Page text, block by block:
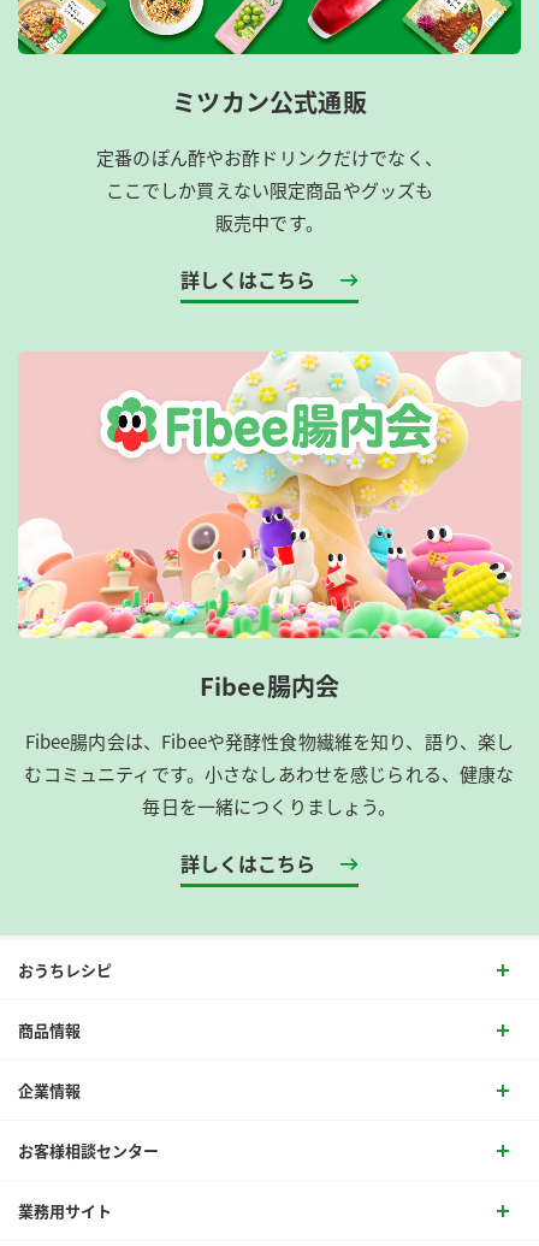
ミツカン公式通販
定番のぽん酢やお酢ドリンクだけでなく、
ここでしか買えない限定商品やグッズも
販売中です。
詳しくはこちら
Fibee腸内会
Fibee腸内会は、​Fibeeや発酵性食物繊維を知り、語り、楽し
むコミュニティです。​小さなしあわせを感じられる、健康な
毎日を一緒につくりましょう。
詳しくはこちら
おうちレシピ
商品情報
企業情報
お客様相談センター
業務用サイト